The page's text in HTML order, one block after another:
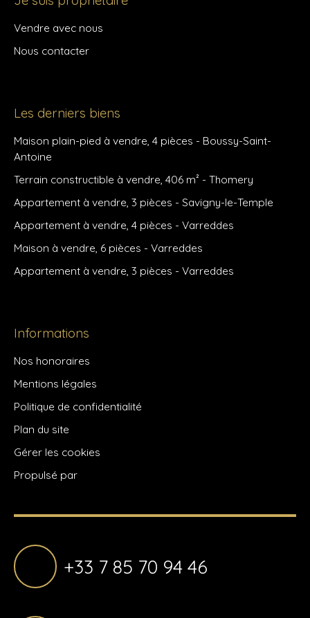
Vendre avec nous
Nous contacter
Les derniers biens
Maison plain-pied à vendre, 4 pièces - Boussy-Saint-
Antoine
Terrain constructible à vendre, 406 m² - Thomery
Appartement à vendre, 3 pièces - Savigny-le-Temple
Appartement à vendre, 4 pièces - Varreddes
Maison à vendre, 6 pièces - Varreddes
Appartement à vendre, 3 pièces - Varreddes
Informations
Nos honoraires
Mentions légales
Politique de confidentialité
Plan du site
Gérer les cookies
Propulsé par
+33 7 85 70 94 46